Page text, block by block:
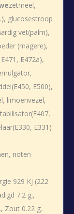
zetmeel,
glucosestroop
vet(palm),
(magere),
E472a),
E500),
limoenvezel,
E331)
noten
929 Kj (222
7.2 g.,
Zout 0.22 g.